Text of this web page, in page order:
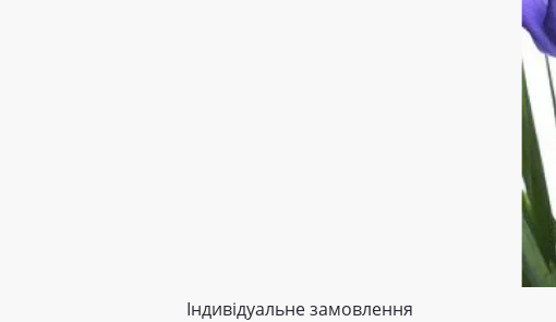
Індивідуальне замовлення